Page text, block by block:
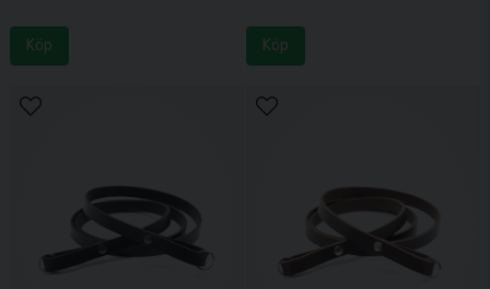
Köp Köp